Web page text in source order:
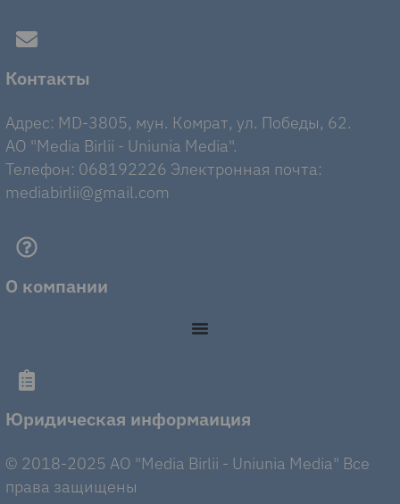
Контакты
Адрес: MD-3805, мун. Комрат, ул. Победы, 62.
AO "Media Birlii - Uniunia Media".
Телефон: 068192226 Электронная почта:
mediabirlii@gmail.com
О компании
Юридическая информаиция
© 2018-2025 AO "Media Birlii - Uniunia Media" Все
права защищены